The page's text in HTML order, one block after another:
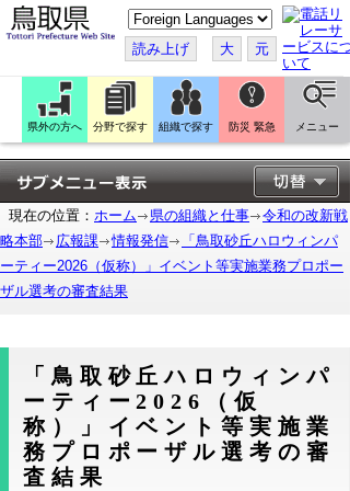
こ
の
ペ
ー
ジ
翻
訳
す
る
読み上げ 大 元
県外の方へ 分野で探す 組織で探す 防災 緊急 メニュー
現在の位置： ホーム 県の組織と仕事
令和の改新戦
略本部
広報課 情報発信
「鳥取砂丘ハロウィンパ
ーティー2026（仮称）」イベント等実施業務プロポー
ザル選考の審査結果
「鳥取砂丘ハロウィンパ
ーティー2026（仮
称）」イベント等実施業
務プロポーザル選考の審
査結果